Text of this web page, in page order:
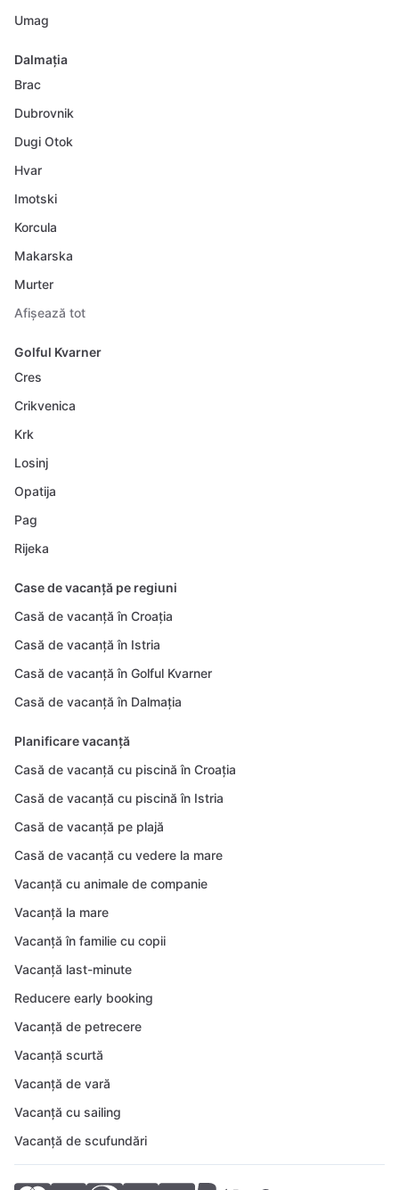
Umag
Dalmația
Brac
Dubrovnik
Dugi Otok
Hvar
Imotski
Korcula
Makarska
Murter
Afișează tot
Golful Kvarner
Cres
Crikvenica
Krk
Losinj
Opatija
Pag
Rijeka
Case de vacanță pe regiuni
Casă de vacanță în Croația
Casă de vacanță în Istria
Casă de vacanță în Golful Kvarner
Casă de vacanță în Dalmația
Planificare vacanță
Casă de vacanță cu piscină în Croația
Casă de vacanță cu piscină în Istria
Casă de vacanță pe plajă
Casă de vacanță cu vedere la mare
Vacanță cu animale de companie
Vacanță la mare
Vacanță în familie cu copii
Vacanță last-minute
Reducere early booking
Vacanță de petrecere
Vacanță scurtă
Vacanță de vară
Vacanță cu sailing
Vacanță de scufundări